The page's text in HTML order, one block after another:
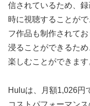
信されているため、
時に視聴することが
フ作品も制作されて
浸ることができるた
楽しむことができます
Huluは、月額1,026円
コストパフォーマン